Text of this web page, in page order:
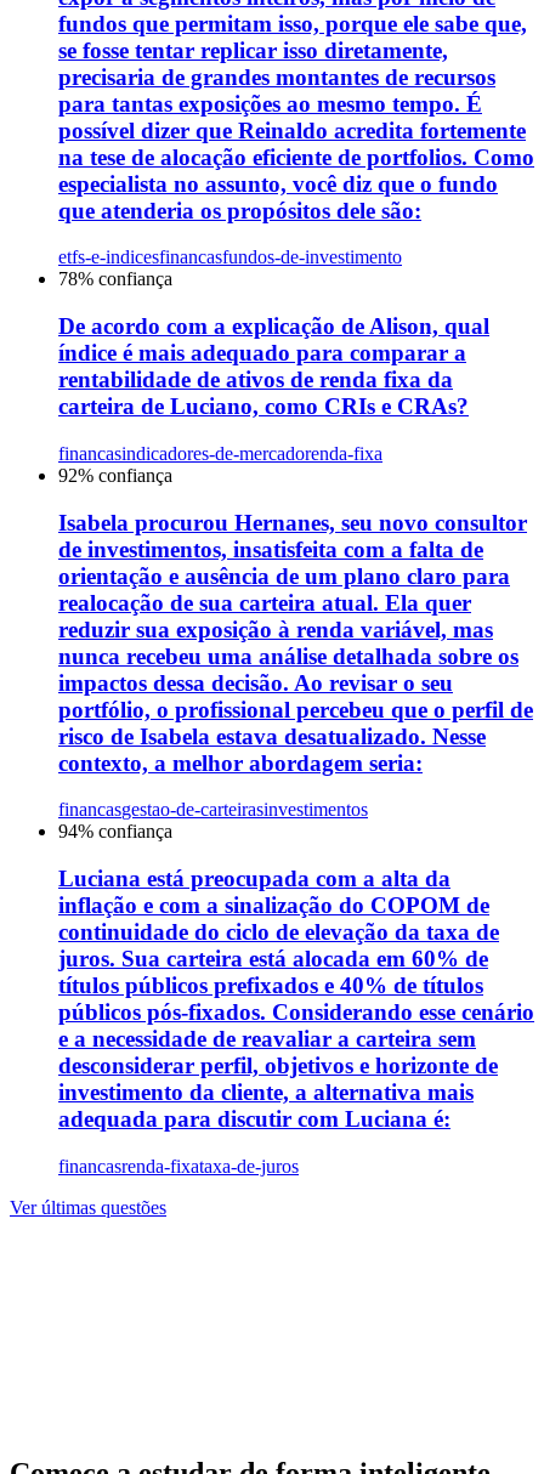
fundos que permitam isso, porque ele sabe que,
se fosse tentar replicar isso diretamente,
precisaria de grandes montantes de recursos
para tantas exposições ao mesmo tempo. É
possível dizer que Reinaldo acredita fortemente
na tese de alocação eficiente de portfolios. Como
especialista no assunto, você diz que o fundo
que atenderia os propósitos dele são:
etfs-e-indicesfinancasfundos-de-investimento
78% confiança
De acordo com a explicação de Alison, qual
índice é mais adequado para comparar a
rentabilidade de ativos de renda fixa da
carteira de Luciano, como CRIs e CRAs?
financasindicadores-de-mercadorenda-fixa
92% confiança
Isabela procurou Hernanes, seu novo consultor
de investimentos, insatisfeita com a falta de
orientação e ausência de um plano claro para
realocação de sua carteira atual. Ela quer
reduzir sua exposição à renda variável, mas
nunca recebeu uma análise detalhada sobre os
impactos dessa decisão. Ao revisar o seu
portfólio, o profissional percebeu que o perfil de
risco de Isabela estava desatualizado. Nesse
contexto, a melhor abordagem seria:
financasgestao-de-carteirasinvestimentos
94% confiança
Luciana está preocupada com a alta da
inflação e com a sinalização do COPOM de
continuidade do ciclo de elevação da taxa de
juros. Sua carteira está alocada em 60% de
títulos públicos prefixados e 40% de títulos
públicos pós-fixados. Considerando esse cenário
e a necessidade de reavaliar a carteira sem
desconsiderar perfil, objetivos e horizonte de
investimento da cliente, a alternativa mais
adequada para discutir com Luciana é:
financasrenda-fixataxa-de-juros
Ver últimas questões